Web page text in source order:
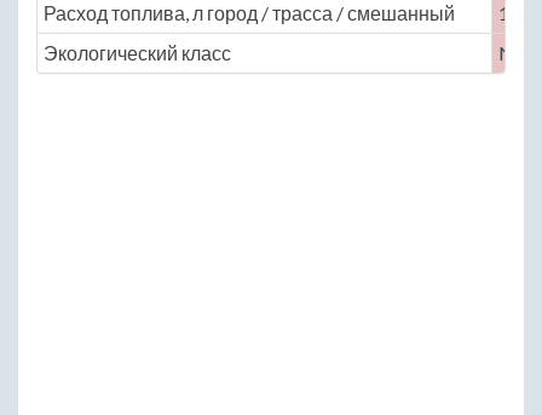
Расход топлива, л город / трасса / смешанный
11 /
Экологический класс
No